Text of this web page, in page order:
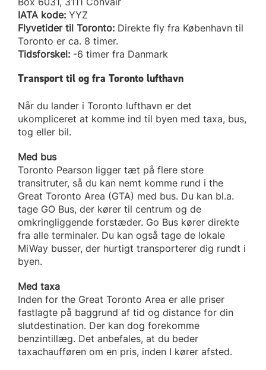
IATA kode: YYZ
Flyvetider til Toronto: Direkte fly fra København til
Toronto er ca. 8 timer.
Tidsforskel: -6 timer fra Danmark
Transport til og fra Toronto lufthavn
Når du lander i Toronto lufthavn er det
ukompliceret at komme ind til byen med taxa, bus,
tog eller bil.
Med bus
Toronto Pearson ligger tæt på flere store
transitruter, så du kan nemt komme rund i the
Great Toronto Area (GTA) med bus. Du kan bl.a.
tage GO Bus, der kører til centrum og de
omkringliggende forstæder. Go Bus kører direkte
fra alle terminaler. Du kan også tage de lokale
MiWay busser, der hurtigt transporterer dig rundt i
byen.
Med taxa
Inden for the Great Toronto Area er alle priser
fastlagte på baggrund af tid og distance for din
slutdestination. Der kan dog forekomme
benzintillæg. Det anbefales, at du beder
taxachaufføren om en pris, inden I kører afsted.